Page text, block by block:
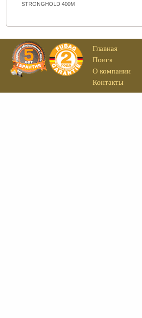
STRONGHOLD 400M
Главная
Поиск
О компании
Контакты